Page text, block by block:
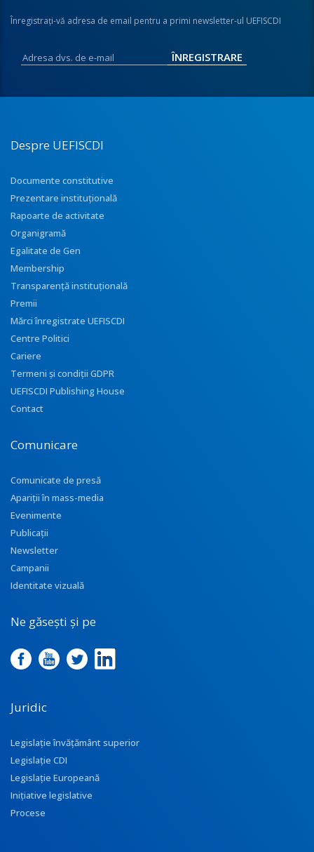
Înregistraţi-vă adresa de email pentru a primi newsletter-ul UEFISCDI
Despre UEFISCDI
Documente constitutive
Prezentare instituţională
Rapoarte de activitate
Organigramă
Egalitate de Gen
Membership
Transparenţă instituţională
Premii
Mărci înregistrate UEFISCDI
Centre Politici
Cariere
Termeni și condiții GDPR
UEFISCDI Publishing House
Contact
Comunicare
Comunicate de presă
Apariţii în mass-media
Evenimente
Publicații
Newsletter
Campanii
Identitate vizuală
Ne găsești și pe
Juridic
Legislație învățământ superior
Legislație CDI
Legislație Europeană
Inițiative legislative
Procese